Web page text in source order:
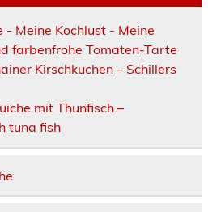
Meine Kochlust - Meine
farbenfrohe Tomaten-Tarte
Kirschkuchen – Schillers
mit Thunfisch –
tuna fish